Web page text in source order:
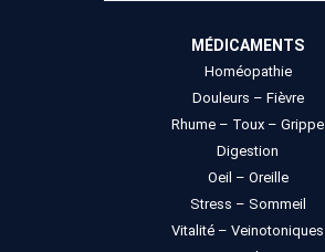
MÉDICAMENTS
Homéopathie
Douleurs – Fièvre
Rhume – Toux – Grippe
Digestion
Oeil – Oreille
Stress – Sommeil
Vitalité – Veinotoniques